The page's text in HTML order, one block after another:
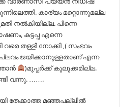
കാര്യം മറ്റൊന്നുമല്ല
നൽകിയില്ല. പിന്നെ
കട്ടപ്പ എന്നെ
തള്ളി നോക്കി ,( സംഭവം
ജയിക്കാനുള്ളതാണ് എന്ന
)മൂപ്പർക്ക് കുലുക്കമില്ല.
വന്നു. …….
തേക്കാത്ത മഞ്ഞപല്ലിൽ